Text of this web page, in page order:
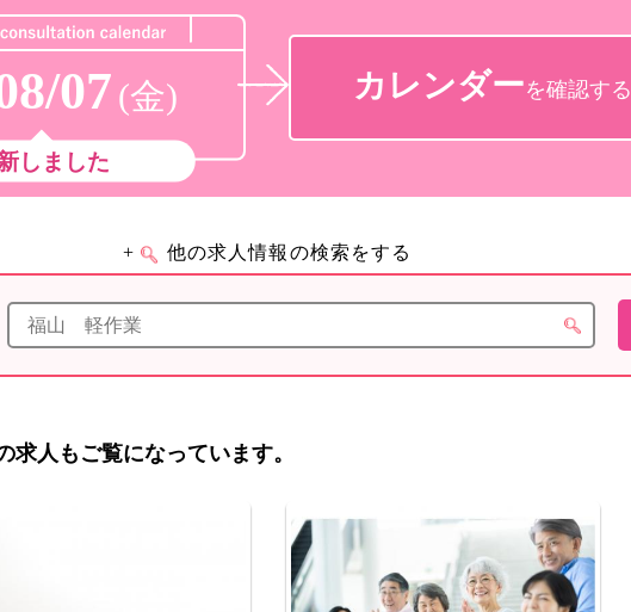
07 (金)
しました
カレンダーを確認する
+ 他の求人情報の検索をする
人もご覧になっています。